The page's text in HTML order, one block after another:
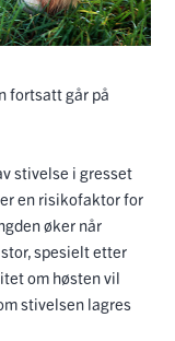
fortsatt går på
stivelse i gresset
en risikofaktor for
øker når
spesielt etter
om høsten vil
stivelsen lagres